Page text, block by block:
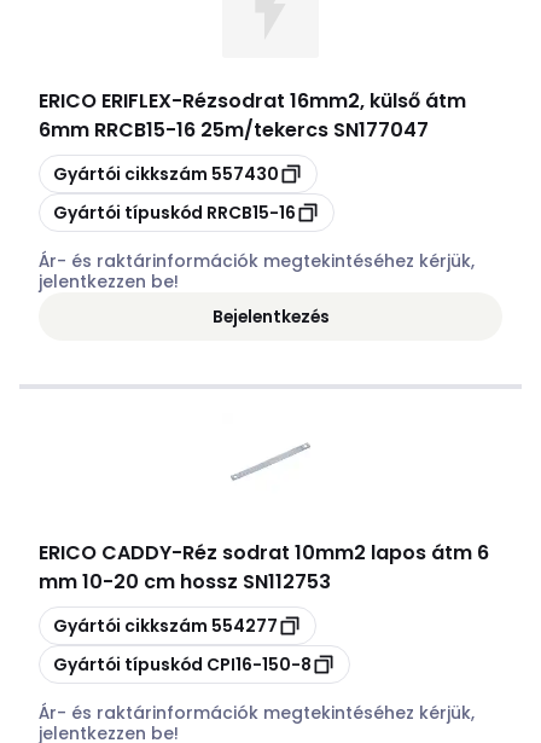
ERICO ERIFLEX-Rézsodrat 16mm2, külső átm
6mm RRCB15-16 25m/tekercs SN177047
Másolás
Gyártói cikkszám 557430
Másolás
Gyártói típuskód RRCB15-16
Ár- és raktárinformációk megtekintéséhez kérjük,
jelentkezzen be!
Bejelentkezés
ERICO CADDY-Réz sodrat 10mm2 lapos átm 6
mm 10-20 cm hossz SN112753
Másolás
Gyártói cikkszám 554277
Másolás
Gyártói típuskód CPI16-150-8
Ár- és raktárinformációk megtekintéséhez kérjük,
jelentkezzen be!